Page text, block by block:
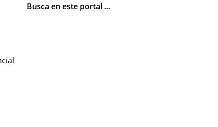
Busca en este portal ...